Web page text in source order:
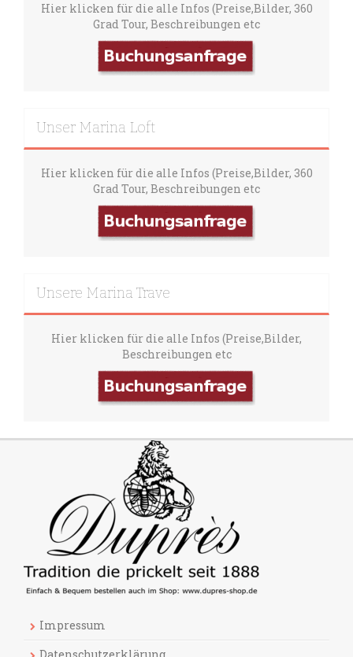
Hier klicken für die alle Infos (Preise,Bilder, 360
Grad Tour, Beschreibungen etc
Unser Marina Loft
Hier klicken für die alle Infos (Preise,Bilder, 360
Grad Tour, Beschreibungen etc
Unsere Marina Trave
Hier klicken für die alle Infos (Preise,Bilder,
Beschreibungen etc
Impressum